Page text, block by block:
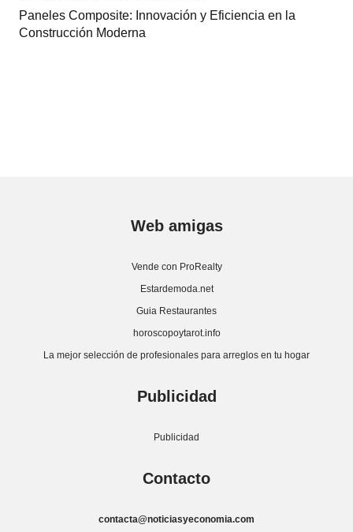
Paneles Composite: Innovación y Eficiencia en la
Construcción Moderna
Web amigas
Vende con ProRealty
Estardemoda.net
Guia Restaurantes
horoscopoytarot.info
La mejor selección de profesionales para arreglos en tu hogar
Publicidad
Publicidad
Contacto
contacta@noticiasyeconomia.com